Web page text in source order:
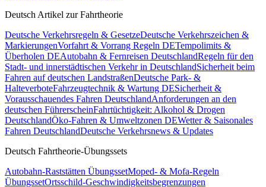
Deutsch Artikel zur Fahrtheorie
Deutsche Verkehrsregeln & GesetzeDeutsche Verkehrszeichen &
MarkierungenVorfahrt & Vorrang Regeln DETempolimits &
Überholen DEAutobahn & Fernreisen DeutschlandRegeln für den
Stadt- und innerstädtischen Verkehr in DeutschlandSicherheit beim
Fahren auf deutschen LandstraßenDeutsche Park- &
HalteverboteFahrzeugtechnik & Wartung DESicherheit &
Vorausschauendes Fahren DeutschlandAnforderungen an den
deutschen FührerscheinFahrtüchtigkeit: Alkohol & Drogen
DeutschlandÖko-Fahren & Umweltzonen DEWetter & Saisonales
Fahren DeutschlandDeutsche Verkehrsnews & Updates
Deutsch Fahrtheorie-Übungssets
Autobahn-Raststätten ÜbungssetMoped- & Mofa-Regeln
ÜbungssetOrtsschild-Geschwindigkeitsbegrenzungen